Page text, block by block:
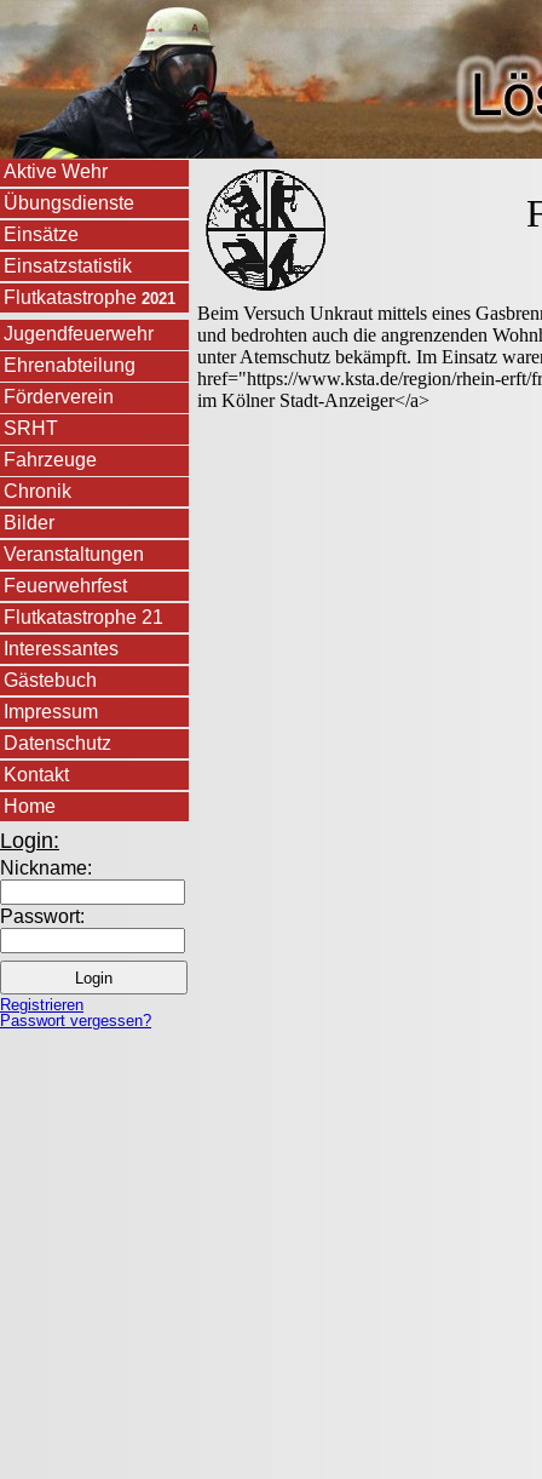
Aktive Wehr
Übungsdienste
Einsätze
Einsatzstatistik
Flutkatastrophe 2021
Jugendfeuerwehr
Ehrenabteilung
Förderverein
SRHT
Fahrzeuge
Chronik
Bilder
Veranstaltungen
Feuerwehrfest
Flutkatastrophe 21
Interessantes
Gästebuch
Impressum
Datenschutz
Kontakt
Home
Login:
Nickname:
Passwort:
Registrieren
Passwort vergessen?
Beim Versuch Unkraut mittels eines
und bedrohten auch die angrenzenden
unter Atemschutz bekämpft. Im Einsatz
href="https://www.ksta.de/region/rhein-erft/
im Kölner Stadt-Anzeiger</a>